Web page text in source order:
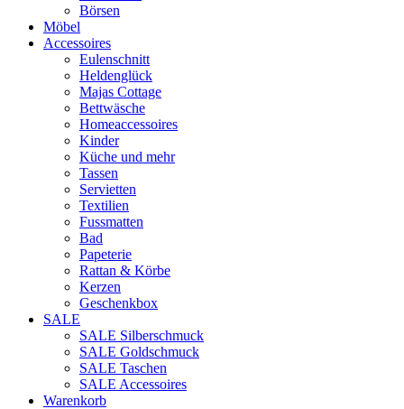
Börsen
Möbel
Accessoires
Eulenschnitt
Heldenglück
Majas Cottage
Bettwäsche
Homeaccessoires
Kinder
Küche und mehr
Tassen
Servietten
Textilien
Fussmatten
Bad
Papeterie
Rattan & Körbe
Kerzen
Geschenkbox
SALE
SALE Silberschmuck
SALE Goldschmuck
SALE Taschen
SALE Accessoires
Warenkorb